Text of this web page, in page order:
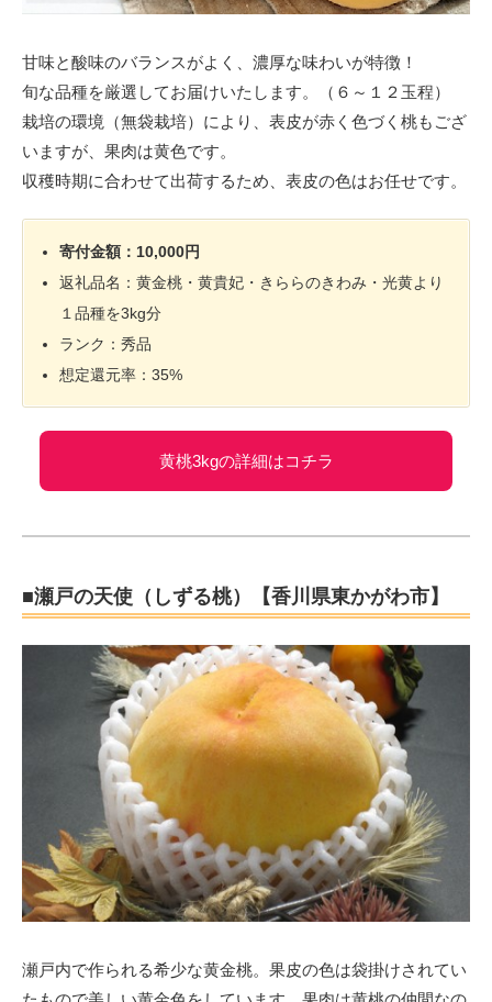
甘味と酸味のバランスがよく、濃厚な味わいが特徴！
旬な品種を厳選してお届けいたします。（６～１２玉程）
栽培の環境（無袋栽培）により、表皮が赤く色づく桃もござ
いますが、果肉は黄色です。
収穫時期に合わせて出荷するため、表皮の色はお任せです。
寄付金額：10,000円
返礼品名：黄金桃・黄貴妃・きららのきわみ・光黄より
１品種を3kg分
ランク：秀品
想定還元率：35%
黄桃3kgの詳細はコチラ
■瀬戸の天使（しずる桃）【香川県東かがわ市】
瀬戸内で作られる希少な黄金桃。果皮の色は袋掛けされてい